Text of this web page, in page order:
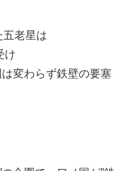
五老星は
け
変わらず鉄壁の要塞